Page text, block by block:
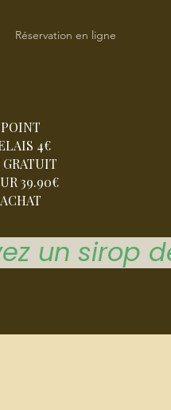
Réservation en ligne
POINT
4€
GRATUIT
39.90€
ACHAT